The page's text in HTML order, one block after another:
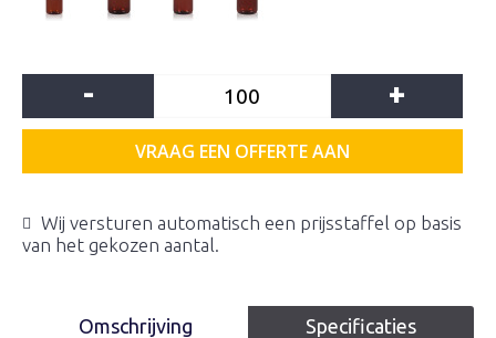
- +
VRAAG EEN OFFERTE AAN
Wij versturen automatisch een prijsstaffel op basis
van het gekozen aantal.
Omschrijving
Specificaties